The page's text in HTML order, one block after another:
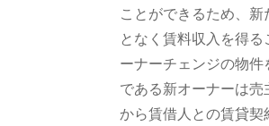
ことができるため、新
となく賃料収入を得
ーナーチェンジの物
である新オーナーは
から賃借人との賃貸